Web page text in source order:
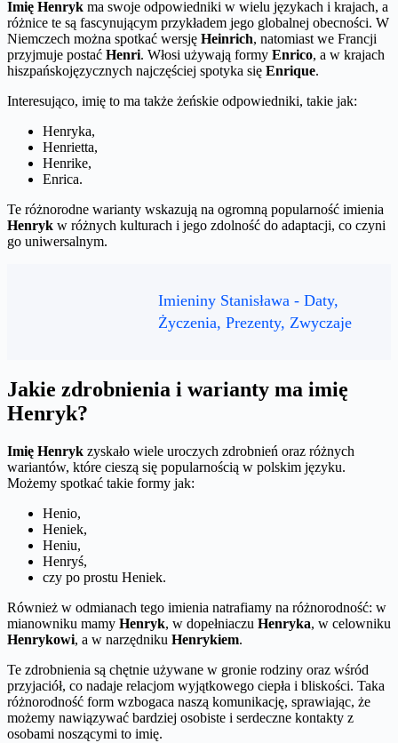
Imię Henryk ma swoje odpowiedniki w wielu językach i krajach, a
różnice te są fascynującym przykładem jego globalnej obecności. W
Niemczech można spotkać wersję Heinrich, natomiast we Francji
przyjmuje postać Henri. Włosi używają formy Enrico, a w krajach
hiszpańskojęzycznych najczęściej spotyka się Enrique.
Interesująco, imię to ma także żeńskie odpowiedniki, takie jak:
Henryka,
Henrietta,
Henrike,
Enrica.
Te różnorodne warianty wskazują na ogromną popularność imienia
Henryk w różnych kulturach i jego zdolność do adaptacji, co czyni
go uniwersalnym.
Imieniny Stanisława - Daty,
Życzenia, Prezenty, Zwyczaje
Jakie zdrobnienia i warianty ma imię
Henryk?
Imię Henryk zyskało wiele uroczych zdrobnień oraz różnych
wariantów, które cieszą się popularnością w polskim języku.
Możemy spotkać takie formy jak:
Henio,
Heniek,
Heniu,
Henryś,
czy po prostu Heniek.
Również w odmianach tego imienia natrafiamy na różnorodność: w
mianowniku mamy Henryk, w dopełniaczu Henryka, w celowniku
Henrykowi, a w narzędniku Henrykiem.
Te zdrobnienia są chętnie używane w gronie rodziny oraz wśród
przyjaciół, co nadaje relacjom wyjątkowego ciepła i bliskości. Taka
różnorodność form wzbogaca naszą komunikację, sprawiając, że
możemy nawiązywać bardziej osobiste i serdeczne kontakty z
osobami noszącymi to imię.